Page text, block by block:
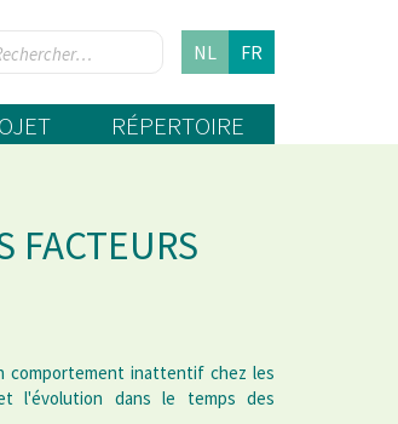
NL FR
RÉPERTOIRE
FACTEURS
comportement inattentif chez les
l'évolution dans le temps des